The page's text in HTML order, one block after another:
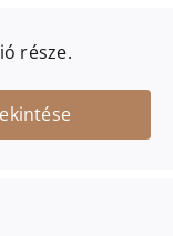
része.